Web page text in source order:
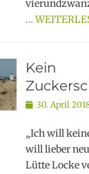
…
Kein
Posted
30. April
„Ich will
will lieber
Lütte Locke